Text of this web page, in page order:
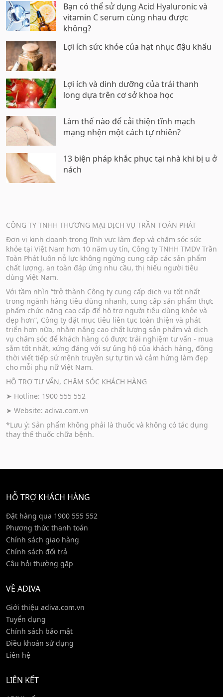
Bạn có thể sử dụng Acid Hyaluronic và
vitamin C serum cùng nhau được
không?
Lợi ích sức khỏe của hạt nhục đậu khấu
Lợi ích và dinh dưỡng của trái thanh
long dựa trên cơ sở khoa học
Làm thế nào để cải thiện tĩnh mạch
mạng nhện một cách tự nhiên?
13 biện pháp khắc phục tại nhà khi bị u ở
nách
CÔNG TY TNHH THƯƠNG MẠI DỊCH VỤ TRẦN TOÀN PHÁT
Đơn vị kinh doanh trong lĩnh vực làm đẹp và chăm sóc sức
khỏe tại Việt Nam hơn 10 năm uy tín, Công ty TNHH TMDV Trần
Toàn Phát luôn nỗ lực không ngừng cung cấp các sản phẩm
chất lượng, an toàn đáp ứng nhu cầu, thị hiếu người tiêu
dùng Việt Nam.
Với tầm nhìn “trở thành Công ty cung cấp dịch vụ tốt nhất
trong ngành hàng tiêu dùng nhanh, cung cấp sản phẩm thực
phẩm chức năng cao cấp để hỗ trợ người tiêu dùng khỏe và
đẹp hơn”, Công ty đặt mục tiêu liên tục toàn thiện và phát
triển hơn nữa, nhằm nâng cao chất lượng sản phẩm và dịch
vụ chăm sóc để khách hàng có được trải nghiệm tư vấn - mua
sắm tốt nhất, xứng đáng với sự ủng hộ của khách hàng, đồng
thời viết tiếp sứ mệnh truyền sự tự tin và cảm hứng làm đẹp
cho mỗi phụ nữ Việt Nam.
HỖ TRỢ TƯ VẤN, CHĂM SÓC KHÁCH HÀNG
➤ Hotline: 1900 555 552
➤ Website: adiva.com.vn
*Lưu ý: Sản phẩm không phải là thuốc và không có tác dụng
thay thế thuốc chữa bệnh.
HỖ TRỢ KHÁCH HÀNG
Đặt hàng qua 1900 555 552
Phương thức thanh toán
Chính sách giao hàng
Chính sách đổi trả
Câu hỏi thường gặp
VỀ ADIVA
Giới thiệu adiva.com.vn
Tuyển dụng
Chính sách bảo mật
Điều khoản sử dụng
Liên hệ
LIÊN KẾT